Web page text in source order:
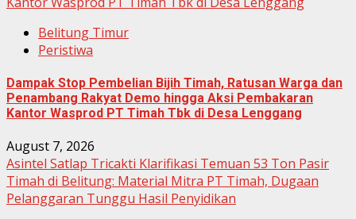
Belitung Timur
Peristiwa
Dampak Stop Pembelian Bijih Timah, Ratusan Warga dan
Penambang Rakyat Demo hingga Aksi Pembakaran
Kantor Wasprod PT Timah Tbk di Desa Lenggang
August 7, 2026
Asintel Satlap Tricakti Klarifikasi Temuan 53 Ton Pasir
Timah di Belitung: Material Mitra PT Timah, Dugaan
Pelanggaran Tunggu Hasil Penyidikan